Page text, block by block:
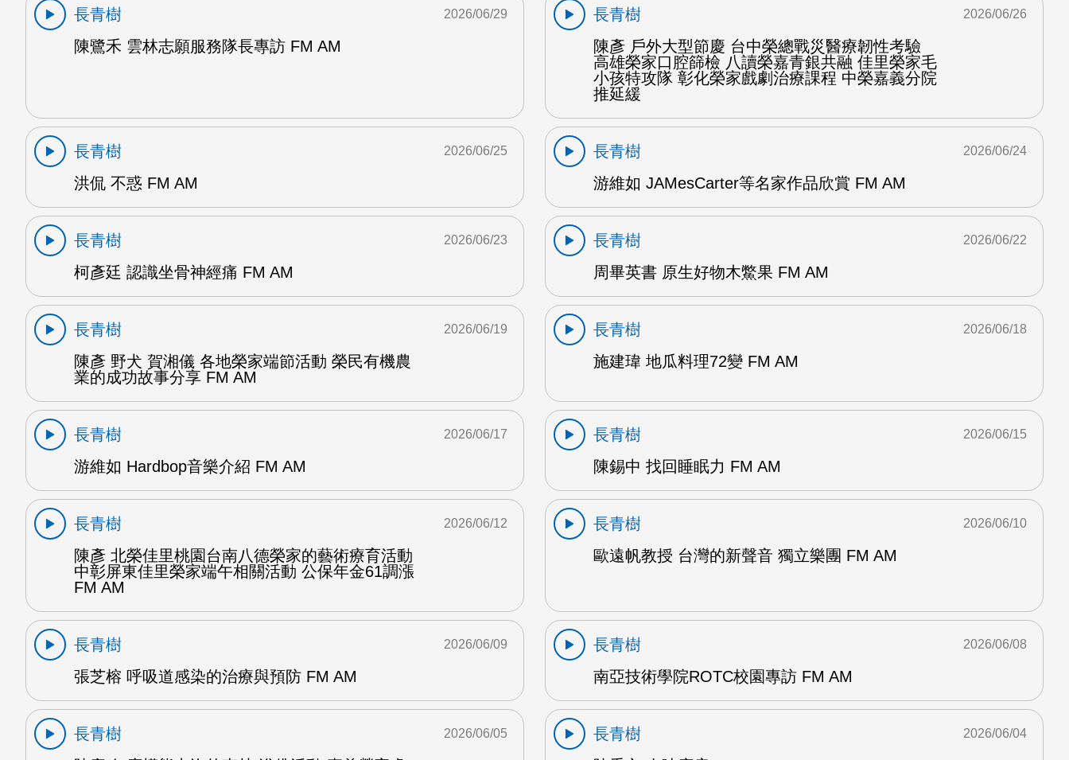
長青樹
陳鷺禾 雲林志願服務隊長專訪 FM AM
2026/06/29
長青樹
陳彥 戶外大型節慶 台中榮總戰災醫療韌性考驗
高雄榮家口腔篩檢 八讀榮嘉青銀共融 佳里榮家毛
小孩特攻隊 彰化榮家戲劇治療課程 中榮嘉義分院
推延緩
2026/06/26
長青樹
洪侃 不惑 FM AM
2026/06/25
長青樹
游維如 JAMesCarter等名家作品欣賞 FM AM
2026/06/24
長青樹
柯彥廷 認識坐骨神經痛 FM AM
2026/06/23
長青樹
周畢英書 原生好物木鱉果 FM AM
2026/06/22
長青樹
陳彥 野犬 賀湘儀 各地榮家端節活動 榮民有機農
業的成功故事分享 FM AM
2026/06/19
長青樹
施建瑋 地瓜料理72變 FM AM
2026/06/18
長青樹
游維如 Hardbop音樂介紹 FM AM
2026/06/17
長青樹
陳錫中 找回睡眠力 FM AM
2026/06/15
長青樹
陳彥 北榮佳里桃園台南八德榮家的藝術療育活動
中彰屏東佳里榮家端午相關活動 公保年金61調漲
FM AM
2026/06/12
長青樹
歐遠帆教授 台灣的新聲音 獨立樂團 FM AM
2026/06/10
長青樹
張芝榕 呼吸道感染的治療與預防 FM AM
2026/06/09
長青樹
南亞技術學院ROTC校園專訪 FM AM
2026/06/08
長青樹
2026/06/05
長青樹
2026/06/04